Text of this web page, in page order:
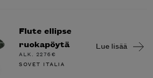
Flute ellipse
ruokapöytä
ALK. 2276€
SOVET ITALIA
Lue lisää